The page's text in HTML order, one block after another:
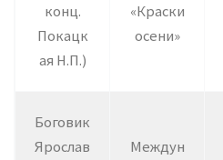
конц.
Покацк
ая Н.П.)
«Краски
осени»
Боговик
Ярослав
Междун